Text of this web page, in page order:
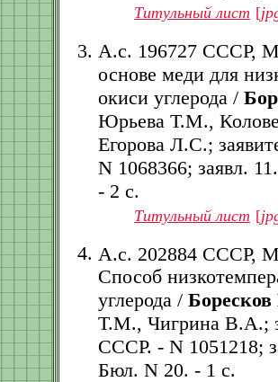
Титульный лист [
А.с. 196727 СССР,
основе меди для
окиси углерода /
Юрьева Т.М.,
Егорова Л.С.;
N 1068366; заявл.
- 2 с.
Титульный лист [
А.с. 202884 СССР,
Способ
углерода /
Т.М., Чигрина В.А.;
СССР. - N 1051218;
Бюл. N 20. - 1 с.